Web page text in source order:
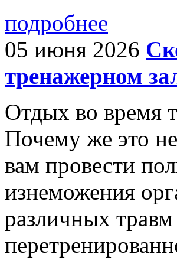
подробнее
05 июня 2026
тренажерном
Отдых во время
Почему же это
вам провести
изнеможения
различных